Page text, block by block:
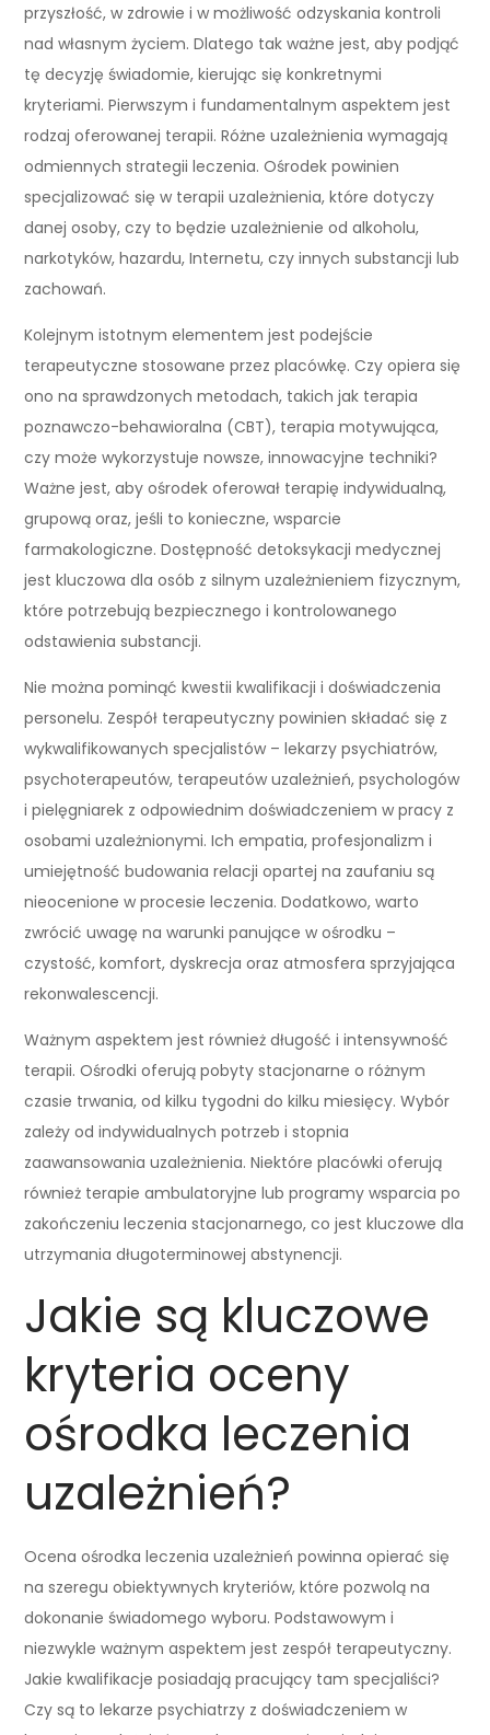
przyszłość, w zdrowie i w możliwość odzyskania kontroli
nad własnym życiem. Dlatego tak ważne jest, aby podjąć
tę decyzję świadomie, kierując się konkretnymi
kryteriami. Pierwszym i fundamentalnym aspektem jest
rodzaj oferowanej terapii. Różne uzależnienia wymagają
odmiennych strategii leczenia. Ośrodek powinien
specjalizować się w terapii uzależnienia, które dotyczy
danej osoby, czy to będzie uzależnienie od alkoholu,
narkotyków, hazardu, Internetu, czy innych substancji lub
zachowań.
Kolejnym istotnym elementem jest podejście
terapeutyczne stosowane przez placówkę. Czy opiera się
ono na sprawdzonych metodach, takich jak terapia
poznawczo-behawioralna (CBT), terapia motywująca,
czy może wykorzystuje nowsze, innowacyjne techniki?
Ważne jest, aby ośrodek oferował terapię indywidualną,
grupową oraz, jeśli to konieczne, wsparcie
farmakologiczne. Dostępność detoksykacji medycznej
jest kluczowa dla osób z silnym uzależnieniem fizycznym,
które potrzebują bezpiecznego i kontrolowanego
odstawienia substancji.
Nie można pominąć kwestii kwalifikacji i doświadczenia
personelu. Zespół terapeutyczny powinien składać się z
wykwalifikowanych specjalistów – lekarzy psychiatrów,
psychoterapeutów, terapeutów uzależnień, psychologów
i pielęgniarek z odpowiednim doświadczeniem w pracy z
osobami uzależnionymi. Ich empatia, profesjonalizm i
umiejętność budowania relacji opartej na zaufaniu są
nieocenione w procesie leczenia. Dodatkowo, warto
zwrócić uwagę na warunki panujące w ośrodku –
czystość, komfort, dyskrecja oraz atmosfera sprzyjająca
rekonwalescencji.
Ważnym aspektem jest również długość i intensywność
terapii. Ośrodki oferują pobyty stacjonarne o różnym
czasie trwania, od kilku tygodni do kilku miesięcy. Wybór
zależy od indywidualnych potrzeb i stopnia
zaawansowania uzależnienia. Niektóre placówki oferują
również terapie ambulatoryjne lub programy wsparcia po
zakończeniu leczenia stacjonarnego, co jest kluczowe dla
utrzymania długoterminowej abstynencji.
Jakie są kluczowe
kryteria oceny
ośrodka leczenia
uzależnień?
Ocena ośrodka leczenia uzależnień powinna opierać się
na szeregu obiektywnych kryteriów, które pozwolą na
dokonanie świadomego wyboru. Podstawowym i
niezwykle ważnym aspektem jest zespół terapeutyczny.
Jakie kwalifikacje posiadają pracujący tam specjaliści?
Czy są to lekarze psychiatrzy z doświadczeniem w